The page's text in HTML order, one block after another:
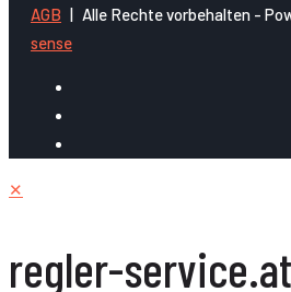
AGB
Alle Rechte vorbehalten -
sense
✕
regler-service.at